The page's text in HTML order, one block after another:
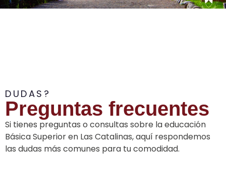
DUDAS?
Preguntas frecuentes
Si tienes preguntas o consultas sobre la educación
Básica Superior en Las Catalinas, aquí respondemos
las dudas más comunes para tu comodidad.